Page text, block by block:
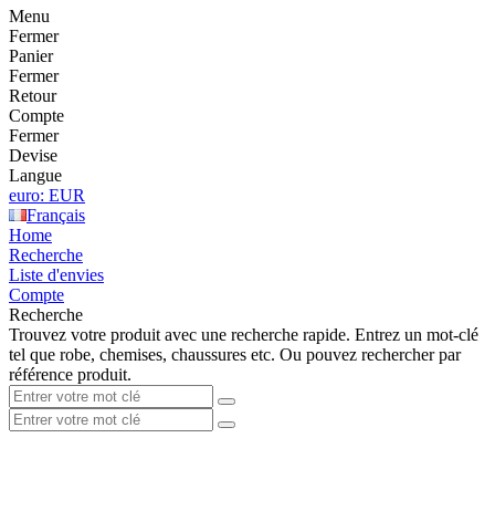
Menu
Fermer
Panier
Fermer
Retour
Compte
Fermer
Devise
Langue
euro: EUR
Français
Home
Recherche
Liste d'envies
Compte
Recherche
Trouvez votre produit avec une recherche rapide. Entrez un mot-clé
tel que robe, chemises, chaussures etc. Ou pouvez rechercher par
référence produit.